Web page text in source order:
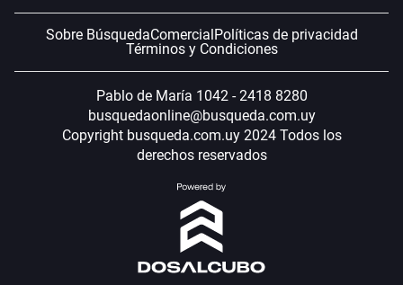
Sobre BúsquedaComercialPolíticas de privacidad
Términos y Condiciones
Pablo de María 1042 - 2418 8280
busquedaonline@busqueda.com.uy
Copyright busqueda.com.uy 2024 Todos los
derechos reservados